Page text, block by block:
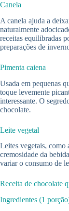
Canela
A canela ajuda a
naturalmente
receitas equilibradas
preparações de
Pimenta caiena
Usada em pequenas
toque levemente
interessante. O
chocolate.
Leite vegetal
Leites vegetais, como
cremosidade da
variar o consumo de
Receita de chocolate
Ingredientes (1